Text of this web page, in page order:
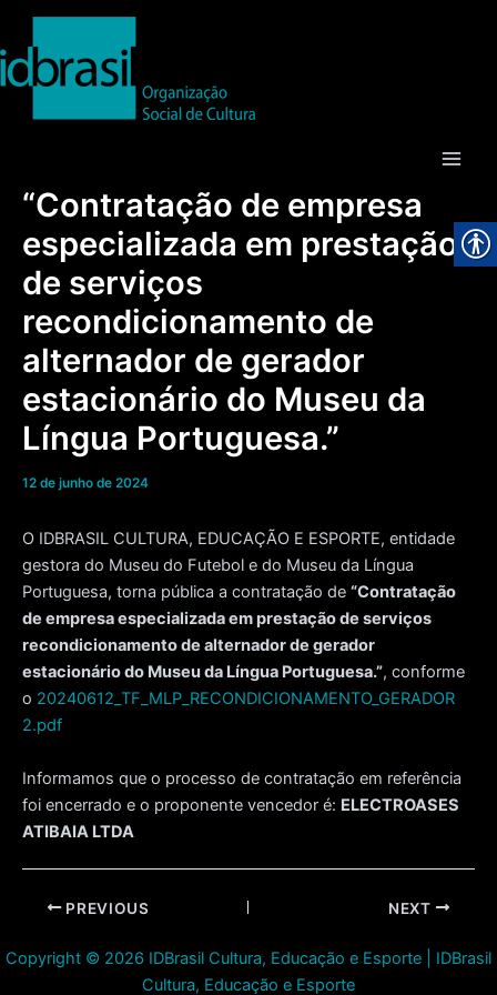
o
conteúdo
“Contratação de empresa
especializada em prestação
de serviços
recondicionamento de
alternador de gerador
estacionário do Museu da
Língua Portuguesa.”
12 de junho de 2024
O IDBRASIL CULTURA, EDUCAÇÃO E ESPORTE, entidade
gestora do Museu do Futebol e do Museu da Língua
Portuguesa, torna pública a contratação de “Contratação
de empresa especializada em prestação de serviços
recondicionamento de alternador de gerador
estacionário do Museu da Língua Portuguesa.”, conforme
o 20240612_TF_MLP_RECONDICIONAMENTO_GERADOR
2.pdf
Informamos que o processo de contratação em referência
foi encerrado e o proponente vencedor é: ELECTROASES
ATIBAIA LTDA
Post PREVIOUS NEXT
Copyright © 2026 IDBrasil Cultura, Educação e Esporte | IDBrasil
Cultura, Educação e Esporte